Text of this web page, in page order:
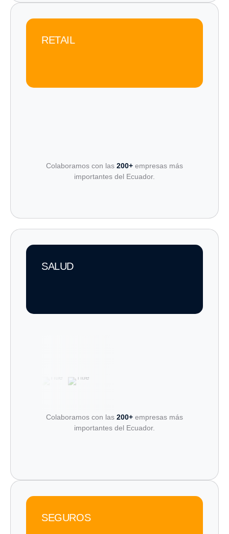
Colaboramos con las 200+ empresas más
importantes del Ecuador.
RETAIL
SALUD
Colaboramos con las 200+ empresas más
importantes del Ecuador.
SEGUROS